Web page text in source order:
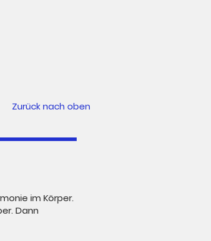
Zurück nach oben
im Körper.
Dann